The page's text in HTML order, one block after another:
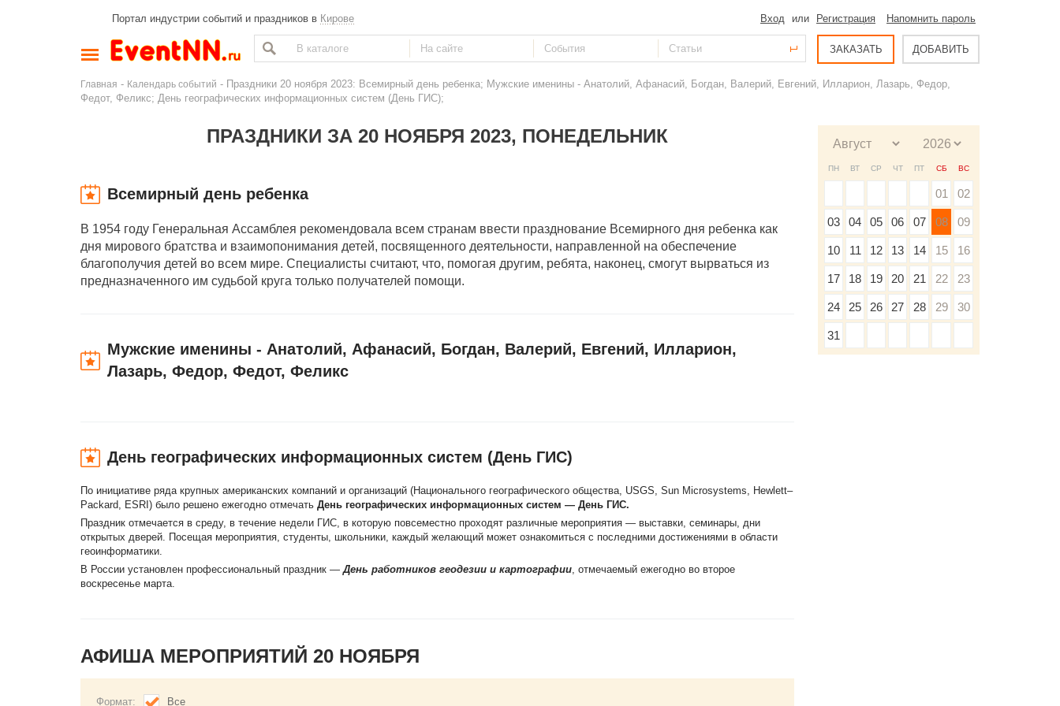
Портал индустрии событий и праздников в Кирове Вход или Регистрация Напомнить пароль
ЗАКАЗАТЬ ДОБАВИТЬ
Главная - Календарь событий - Праздники 20 ноября 2023: Всемирный день ребенка; Мужские именины - Анатолий, Афанасий, Богдан, Валерий, Евгений, Илларион, Лазарь, Федор,
Федот, Феликс; День географических информационных систем (День ГИС);
ПРАЗДНИКИ ЗА 20 НОЯБРЯ 2023, ПОНЕДЕЛЬНИК
Всемирный день ребенка
В 1954 году Генеральная Ассамблея рекомендовала всем странам ввести празднование Всемирного дня ребенка как
дня мирового братства и взаимопонимания детей, посвященного деятельности, направленной на обеспечение
благополучия детей во всем мире. Специалисты считают, что, помогая другим, ребята, наконец, смогут вырваться из
предназначенного им судьбой круга только получателей помощи.
Мужские именины - Анатолий, Афанасий, Богдан, Валерий, Евгений, Илларион,
Лазарь, Федор, Федот, Феликс
День географических информационных систем (День ГИС)
По инициативе ряда крупных американских компаний и организаций (Национального географического общества, USGS, Sun Microsystems, Hewlett–
Packard, ESRI) было решено ежегодно отмечать День географических информационных систем — День ГИС.
Праздник отмечается в среду, в течение недели ГИС, в которую повсеместно проходят различные мероприятия — выставки, семинары, дни
открытых дверей. Посещая мероприятия, студенты, школьники, каждый желающий может ознакомиться с последними достижениями в области
геоинформатики.
В России установлен профессиональный праздник — День работников геодезии и картографии, отмечаемый ежегодно во второе
воскресенье марта.
АФИША МЕРОПРИЯТИЙ 20 НОЯБРЯ
Формат: Все
ПН ВТ СР ЧТ ПТ СБ ВС
01 02
03 04 05 06 07 08 09
10 11 12 13 14 15 16
17 18 19 20 21 22 23
24 25 26 27 28 29 30
31